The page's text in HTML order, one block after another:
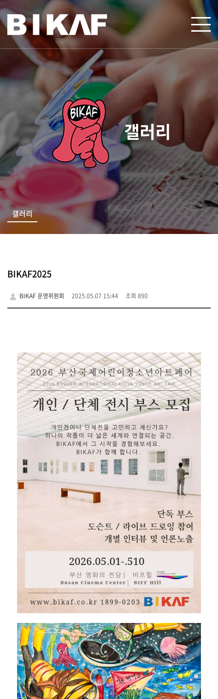
갤러리
갤러리
BIKAF2025
BIKAF 운영위원회 2025.05.07 15:44 조회 890